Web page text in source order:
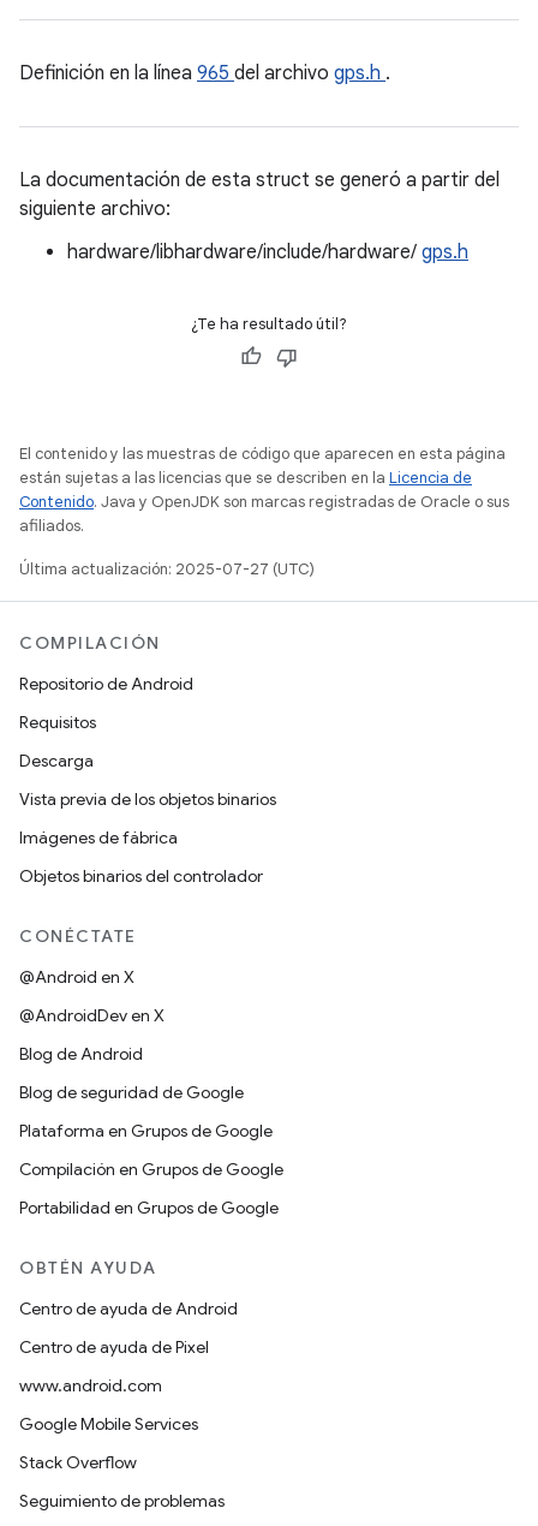
Definición en la línea 965 del archivo gps.h .
La documentación de esta struct se generó a partir del
siguiente archivo:
hardware/libhardware/include/hardware/ gps.h
¿Te ha resultado útil?
El contenido y las muestras de código que aparecen en esta página
están sujetas a las licencias que se describen en la Licencia de
Contenido. Java y OpenJDK son marcas registradas de Oracle o sus
afiliados.
Última actualización: 2025-07-27 (UTC)
COMPILACIÓN
Repositorio de Android
Requisitos
Descarga
Vista previa de los objetos binarios
Imágenes de fábrica
Objetos binarios del controlador
CONÉCTATE
@Android en X
@AndroidDev en X
Blog de Android
Blog de seguridad de Google
Plataforma en Grupos de Google
Compilación en Grupos de Google
Portabilidad en Grupos de Google
OBTÉN AYUDA
Centro de ayuda de Android
Centro de ayuda de Pixel
www.android.com
Google Mobile Services
Stack Overflow
Seguimiento de problemas